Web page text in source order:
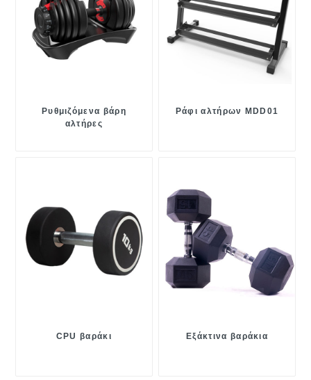
Ρυθμιζόμενα βάρη
αλτήρες
Ράφι αλτήρων MDD01
CPU βαράκι Εξάκτινα βαράκια